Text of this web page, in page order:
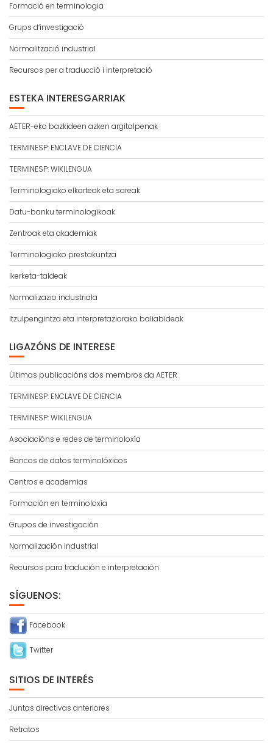
Formació en terminologia
Grups d’investigació
Normalització industrial
Recursos per a traducció i interpretació
ESTEKA INTERESGARRIAK
AETER-eko bazkideen azken argitalpenak
TERMINESP: ENCLAVE DE CIENCIA
TERMINESP: WIKILENGUA
Terminologiako elkarteak eta sareak
Datu-banku terminologikoak
Zentroak eta akademiak
Terminologiako prestakuntza
Ikerketa-taldeak
Normalizazio industriala
Itzulpengintza eta interpretaziorako baliabideak
LIGAZÓNS DE INTERESE
Últimas publicacións dos membros da AETER
TERMINESP: ENCLAVE DE CIENCIA
TERMINESP: WIKILENGUA
Asociacións e redes de terminoloxía
Bancos de datos terminolóxicos
Centros e academias
Formación en terminoloxía
Grupos de investigación
Normalización industrial
Recursos para tradución e interpretación
SÍGUENOS:
Facebook
Twitter
SITIOS DE INTERÉS
Juntas directivas anteriores
Retratos